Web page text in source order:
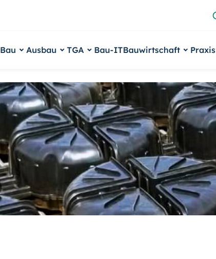
Bau Ausbau TGA Bau-ITBauwirtschaft Praxis